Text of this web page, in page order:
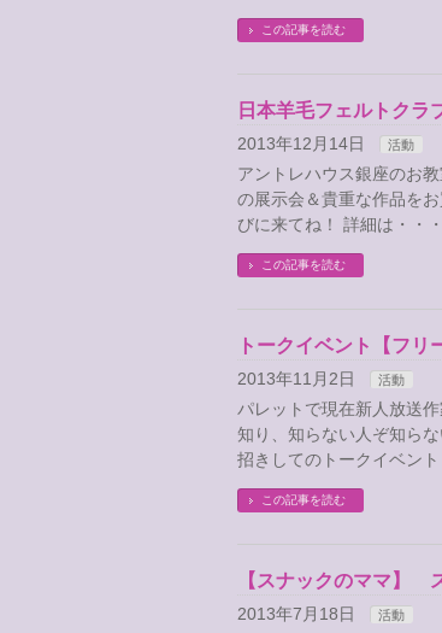
この記事を読む
日本羊毛フェルトク
2013年12月14日 活動
アントレハウス銀座のお
の展示会＆貴重な作品を
びに来てね！ 詳細は・・
この記事を読む
トークイベント【フリ
2013年11月2日 活動
パレットで現在新人放送
知り、知らない人ぞ知ら
招きしてのトークイベン
この記事を読む
【スナックのママ】
2013年7月18日 活動